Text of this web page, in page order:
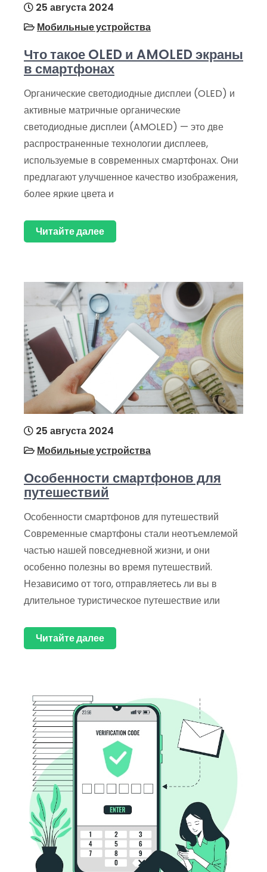
25 августа 2024
Мобильные устройства
Что такое OLED и AMOLED экраны
в смартфонах
Органические светодиодные дисплеи (OLED) и
активные матричные органические
светодиодные дисплеи (AMOLED) — это две
распространенные технологии дисплеев,
используемые в современных смартфонах. Они
предлагают улучшенное качество изображения,
более яркие цвета и
Читайте далее
25 августа 2024
Мобильные устройства
Особенности смартфонов для
путешествий
Особенности смартфонов для путешествий
Современные смартфоны стали неотъемлемой
частью нашей повседневной жизни, и они
особенно полезны во время путешествий.
Независимо от того, отправляетесь ли вы в
длительное туристическое путешествие или
Читайте далее